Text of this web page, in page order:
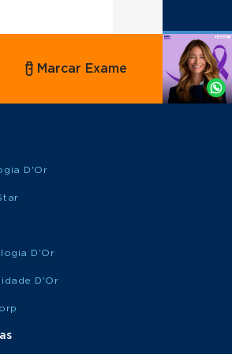
Agende
Whatsapp
Marcar Exame
D'Or
D’Or
D'Or